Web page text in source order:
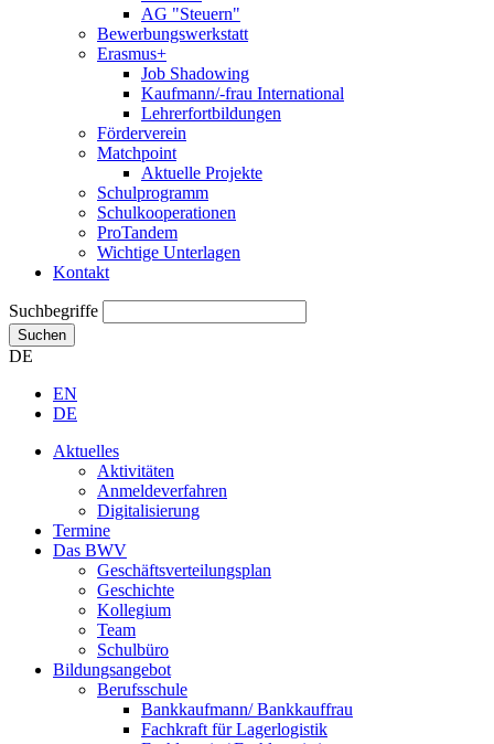
AG "Steuern"
Bewerbungswerkstatt
Erasmus+
Job Shadowing
Kaufmann/-frau International
Lehrerfortbildungen
Förderverein
Matchpoint
Aktuelle Projekte
Schulprogramm
Schulkooperationen
ProTandem
Wichtige Unterlagen
Kontakt
Suchbegriffe
Suchen
DE
EN
DE
Aktuelles
Aktivitäten
Anmeldeverfahren
Digitalisierung
Termine
Das BWV
Geschäftsverteilungsplan
Geschichte
Kollegium
Team
Schulbüro
Bildungsangebot
Berufsschule
Bankkaufmann/ Bankkauffrau
Fachkraft für Lagerlogistik